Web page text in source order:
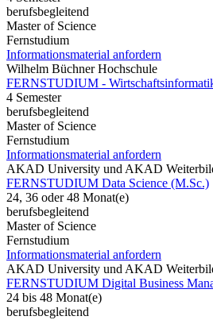
berufsbegleitend
Master of Science
Fernstudium
Informationsmaterial anfordern
Wilhelm Büchner Hochschule
FERNSTUDIUM -
4 Semester
berufsbegleitend
Master of Science
Fernstudium
Informationsmaterial anfordern
AKAD University und AKAD
FERNSTUDIUM Data Science (M.Sc.)
24, 36 oder 48 Monat(e)
berufsbegleitend
Master of Science
Fernstudium
Informationsmaterial anfordern
AKAD University und AKAD
FERNSTUDIUM Digital Business
24 bis 48 Monat(e)
berufsbegleitend